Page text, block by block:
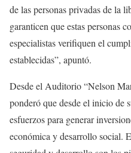
de las personas privadas de la
garanticen que estas personas
especialistas verifiquen el
establecidas”, apuntó.
Desde el Auditorio “Nelson
ponderó que desde el inicio de
esfuerzos para generar
económica y desarrollo social.